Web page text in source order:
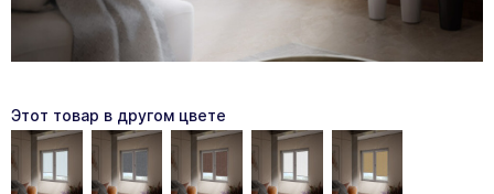
Этот товар в другом цвете